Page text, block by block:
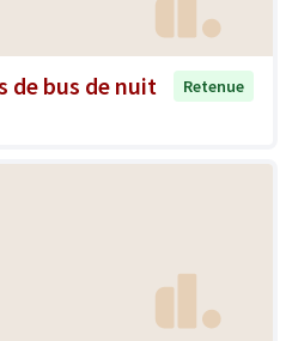
de bus de nuit
Retenue